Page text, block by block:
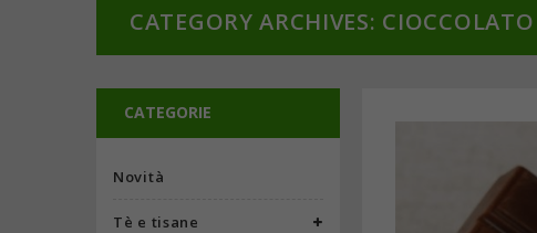
CATEGORY ARCHIVES: CIOCCOLATO
CATEGORIE
Novità
Tè e tisane